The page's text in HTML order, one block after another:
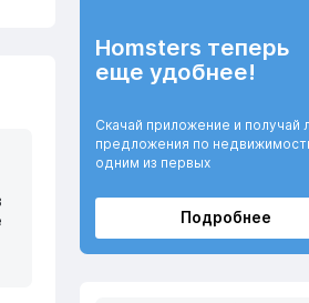
Homsters теперь
еще удобнее!
Скачай приложение и получай
предложения по
одним из первых
Подробнее